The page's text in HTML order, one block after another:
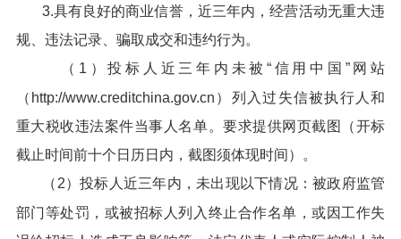
3.具有良好的商业信誉，近三年内，经营活动无重大违
规、违法记录、骗取成交和违约行为。
（1）投标人近三年内未被“信用中国”网站
（http://www.creditchina.gov.cn）列入过失信被执行人和
重大税收违法案件当事人名单。要求提供网页截图（开标
截止时间前十个日历日内，截图须体现时间）。
（2）投标人近三年内，未出现以下情况：被政府监管
部门等处罚，或被招标人列入终止合作名单，或因工作失